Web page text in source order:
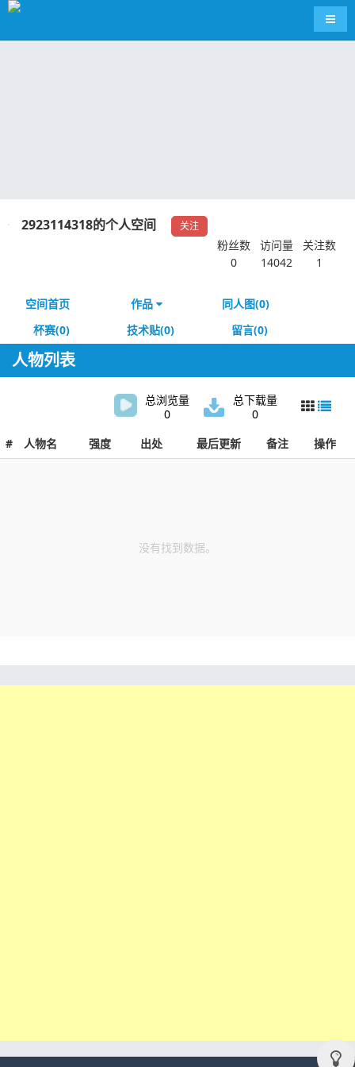
导航
2923114318的个人空间 关注
粉丝数
0
访问量
14042
关注数
1
空间首页 作品
同人图(0)
杯赛(0)
技术贴(0) 留言(0)
人物列表
总浏览量
0
总下载量
0
#
人物名 强度 出处 最后更新 备注 操作
没有找到数据。